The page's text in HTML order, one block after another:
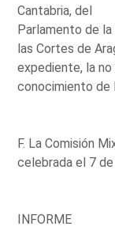
Cantabria, del
Parlamento de la
las Cortes de
expediente, la
conocimiento de
F. La Comisión
celebrada el 7
INFORME